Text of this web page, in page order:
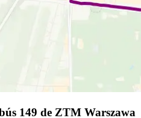
149 de ZTM Warszawa